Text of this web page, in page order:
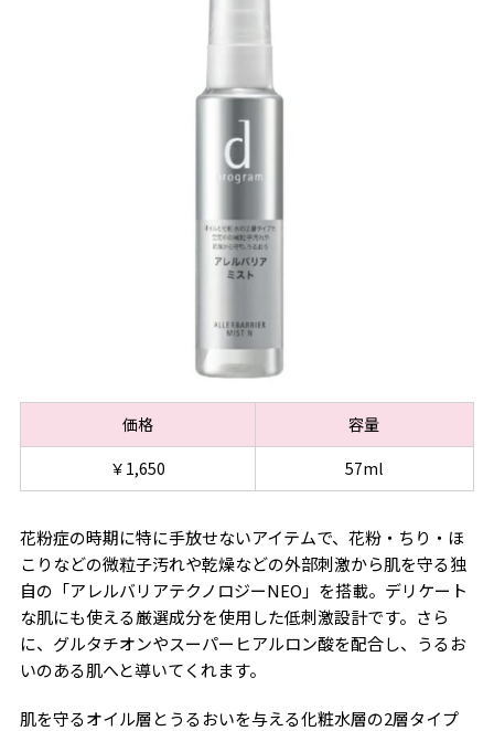
価格
容量
￥1,650
57ml
花粉症の時期に特に手放せないアイテムで、花粉・ちり・ほ
こりなどの微粒子汚れや乾燥などの外部刺激から肌を守る独
自の「アレルバリアテクノロジーNEO」を搭載。デリケート
な肌にも使える厳選成分を使用した低刺激設計です。さら
に、グルタチオンやスーパーヒアルロン酸を配合し、うるお
いのある肌へと導いてくれます。
肌を守るオイル層とうるおいを与える化粧水層の2層タイプ